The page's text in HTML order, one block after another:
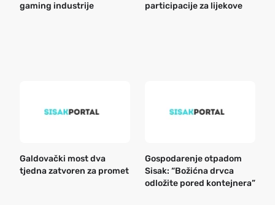
gaming industrije
participacije za lijekove
Galdovački most dva
tjedna zatvoren za promet
Gospodarenje otpadom
Sisak: “Božićna drvca
odložite pored kontejnera”